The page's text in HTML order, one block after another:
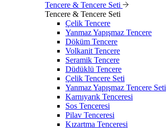
Tencere & Tencere Seti
Tencere & Tencere Seti
Çelik Tencere
Yanmaz Yapışmaz Tencere
Döküm Tencere
Volkanit Tencere
Seramik Tencere
Düdüklü Tencere
Çelik Tencere Seti
Yanmaz Yapışmaz Tencere Seti
Karnıyarık Tenceresi
Sos Tenceresi
Pilav Tenceresi
Kızartma Tenceresi